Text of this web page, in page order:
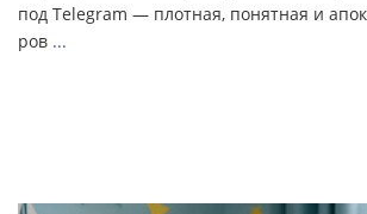
под Telegram — плотная, понятная и
ров ...